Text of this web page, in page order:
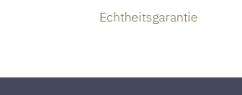
Echtheitsgarantie